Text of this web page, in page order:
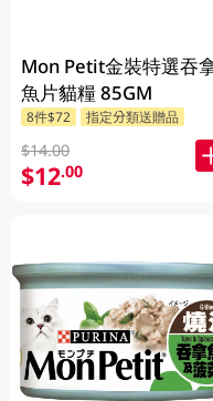
Mon Petit金裝特選吞
魚片貓糧 85GM
8件$72 指定分類送贈品
$14.00
$12.00